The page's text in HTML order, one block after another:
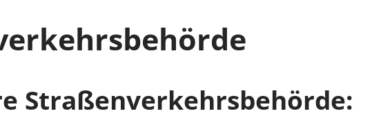
Straßenverkehrsbehörde: